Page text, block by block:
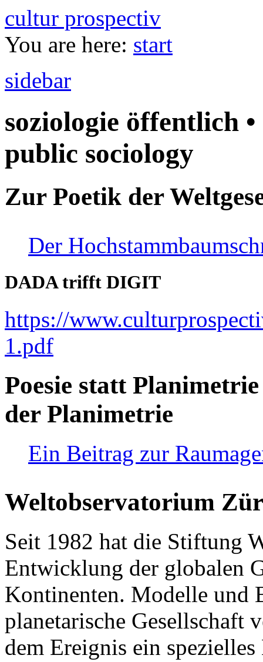
cultur prospectiv
You are here: start
sidebar
soziologie öffentlich
public sociology
Zur Poetik der
Der
DADA trifft DIGIT
https://
1.pdf
Poesie statt
der Planimetrie
Ein Beitrag zur
Weltobservatorium
Seit 1982 hat die Stiftung
Entwicklung der globalen
Kontinenten. Modelle und
planetarische Gesellschaft
dem Ereignis ein